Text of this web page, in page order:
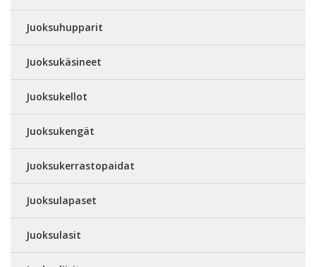
Juoksuhupparit
Juoksukäsineet
Juoksukellot
Juoksukengät
Juoksukerrastopaidat
Juoksulapaset
Juoksulasit